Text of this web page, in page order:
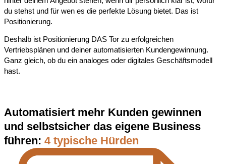
du stehst und für wen es die perfekte Lösung bietet. Das ist
Positionierung.
Deshalb ist Positionierung DAS Tor zu erfolgreichen
Vertriebsplänen und deiner automatisierten Kundengewinnung.
Ganz gleich, ob du ein analoges oder digitales Geschäftsmodell
hast.
Automatisiert mehr Kunden gewinnen
und selbstsicher das eigene Business
führen: 4 typische Hürden